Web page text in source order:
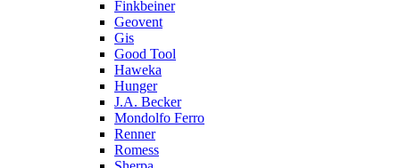
Finkbeiner
Geovent
Gis
Good Tool
Haweka
Hunger
J.A. Becker
Mondolfo Ferro
Renner
Romess